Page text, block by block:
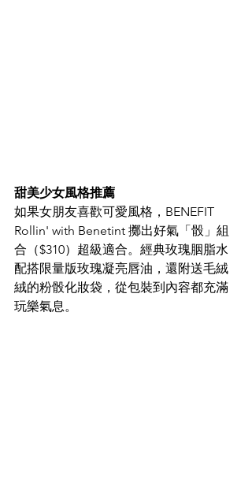
甜美少女風格推薦
如果女朋友喜歡可愛風格，BENEFIT
Rollin' with Benetint 擲出好氣「骰」組
合（$310）超級適合。經典玫瑰胭脂水
配搭限量版玫瑰凝亮唇油，還附送毛絨
絨的粉骰化妝袋，從包裝到內容都充滿
玩樂氣息。